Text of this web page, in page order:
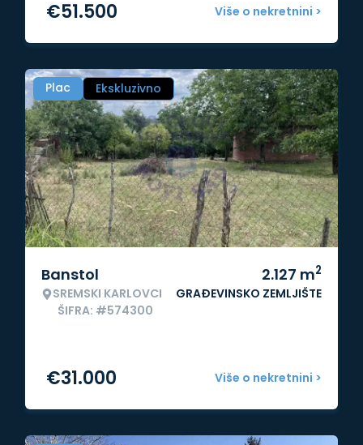
Više o nekretnini >
€51.500
Plac Ekskluzivno
Banstol
SREMSKI KARLOVCI
ŠIFRA: #574300
2.127 m2
GRAĐEVINSKO ZEMLJIŠTE
Više o nekretnini >
€31.000